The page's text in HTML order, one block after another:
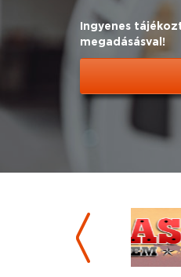
Ingyenes
megadásásval!